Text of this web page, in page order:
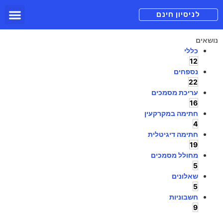
לניסיון חינם
נושאים
כללי
12
נספחים
22
עריכת מסמכים
16
חתימה במקרקעין
4
חתימה דיגיטלית
19
מחולל מסמכים
5
שאלונים
5
חשבוניות
9